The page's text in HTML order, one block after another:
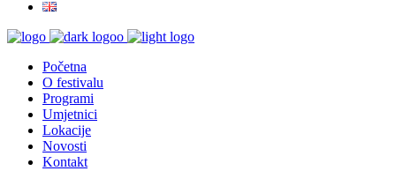
Početna
O festivalu
Programi
Umjetnici
Lokacije
Novosti
Kontakt